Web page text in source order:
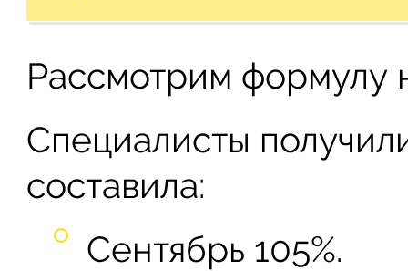
Рассмотрим формулу
Специалисты
составила:
Сентябрь 105%.